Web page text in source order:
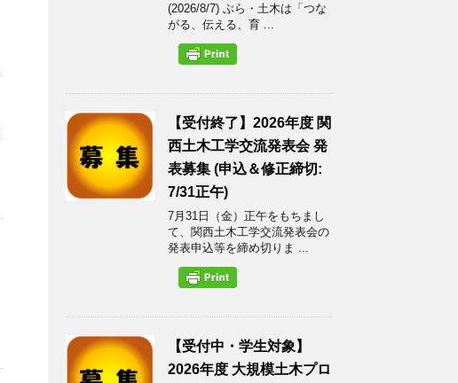
(2026/8/7) ぶら・土木は「つな
がる、伝える、育 ...
【受付終了】2026年度 関
西土木工学交流発表会 発
表募集 (申込＆修正締切:
7/31正午)
7月31日（金）正午をもちまし
て、関西土木工学交流発表会の
発表申込等を締め切りま ...
【受付中・学生対象】
2026年度 大規模土木プロ